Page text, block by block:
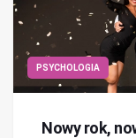
PSYCHOLOGIA
Nowy rok,